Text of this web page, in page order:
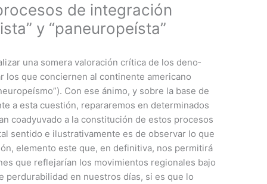
de integración
y “paneuropeísta”
una somera valoración crítica de los deno­
los que conciernen al continente americano
Con ese ánimo, y sobre la base de
a esta cuestión, repararemos en determinados
coadyuvado a la consti­tución de estos procesos
sentido e ilus­trativamente es de observar lo que
elemento este que, en definitiva, nos permitirá
que reflejarían los movimientos regionales bajo
perdurabilidad en nuestros días, si es que lo